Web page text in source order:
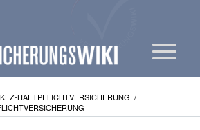
KFZ-HAFTPFLICHTVERSICHERUNG /